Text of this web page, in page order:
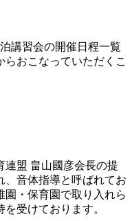
講習会の開催日程一覧
おこなっていただくこ
連盟 畠山國彦会長の提
、音体指導と呼ばれてお
園・保育園で取り入れら
受けております。